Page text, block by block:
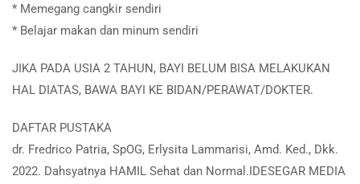
* Memegang cangkir sendiri
* Belajar makan dan minum sendiri
JIKA PADA USIA 2 TAHUN, BAYI BELUM BISA MELAKUKAN
HAL DIATAS, BAWA BAYI KE BIDAN/PERAWAT/DOKTER.
DAFTAR PUSTAKA
dr. Fredrico Patria, SpOG, Erlysita Lammarisi, Amd. Ked., Dkk.
2022. Dahsyatnya HAMIL Sehat dan Normal.IDESEGAR MEDIA